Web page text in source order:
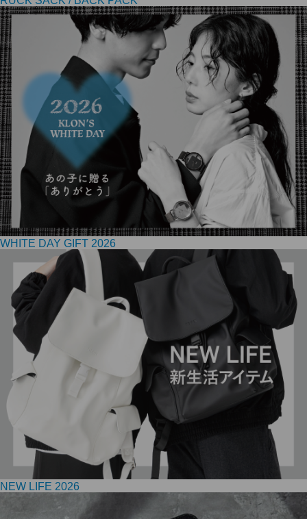
WHITE DAY GIFT 2026
NEW LIFE 2026